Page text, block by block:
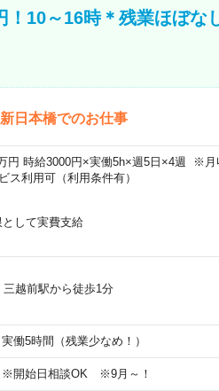
！10～16時＊残業ほぼ
日本橋でのお仕事
時給3000円×実働5h×週5日×4週 ※月
利用可（利用条件有）
して実費支給
三越前駅から徒歩1分
働5時間（残業少なめ！）
※開始日相談OK ※9月～！